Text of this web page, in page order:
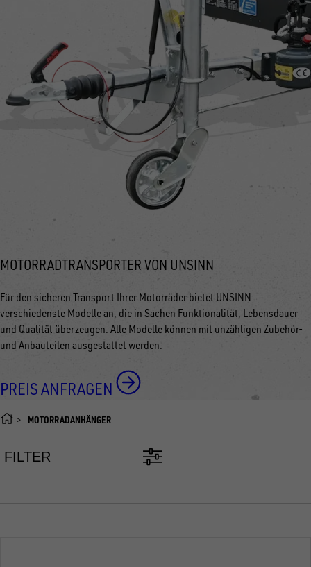
MOTORRADTRANSPORTER VON UNSINN
Für den sicheren Transport Ihrer Motorräder bietet UNSINN
verschiedenste Modelle an, die in Sachen Funktionalität, Lebensdauer
und Qualität überzeugen. Alle Modelle können mit unzähligen Zubehör-
und Anbauteilen ausgestattet werden.
PREIS ANFRAGEN
MOTORRADANHÄNGER
FILTER